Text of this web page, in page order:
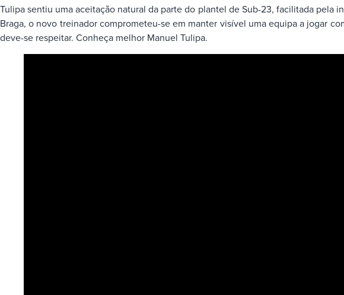
Tulipa sentiu uma aceitação natural da parte do plantel de Sub-23, facilitada
Braga, o novo treinador comprometeu-se em manter visível uma equipa a jogar
deve-se respeitar. Conheça melhor Manuel Tulipa.